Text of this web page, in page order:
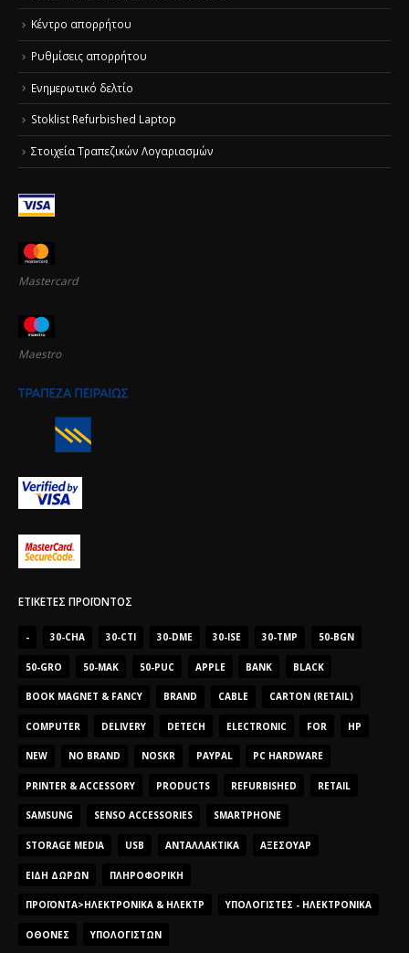
Κέντρο απορρήτου
Ρυθμίσεις απορρήτου
Ενημερωτικό δελτίο
Stoklist Refurbished Laptop
Στοιχεία Τραπεζικών Λογαριασμών
Mastercard
Maestro
ΕΤΙΚΈΤΕΣ ΠΡΟΪΌΝΤΟΣ
- 30-CHA 30-CTI 30-DME 30-ISE 30-TMP 50-BGN
50-GRO 50-MAK 50-PUC APPLE BANK BLACK
BOOK MAGNET & FANCY BRAND CABLE CARTON (RETAIL)
COMPUTER DELIVERY DETECH ELECTRONIC FOR HP
NEW NO BRAND NOSKR PAYPAL PC HARDWARE
PRINTER & ACCESSORY PRODUCTS REFURBISHED RETAIL
SAMSUNG SENSO ACCESSORIES SMARTPHONE
STORAGE MEDIA USB ΑΝΤΑΛΛΑΚΤΙΚΆ ΑΞΕΣΟΥΆΡ
ΕΊΔΗ ΔΏΡΩΝ ΠΛΗΡΟΦΟΡΙΚΉ
ΠΡΟΪΌΝΤΑ>ΗΛΕΚΤΡΟΝΙΚΆ & ΗΛΕΚΤΡ ΥΠΟΛΟΓΙΣΤΈΣ - ΗΛΕΚΤΡΟΝΙΚΆ
ΟΘΌΝΕΣ ΥΠΟΛΟΓΙΣΤΏΝ